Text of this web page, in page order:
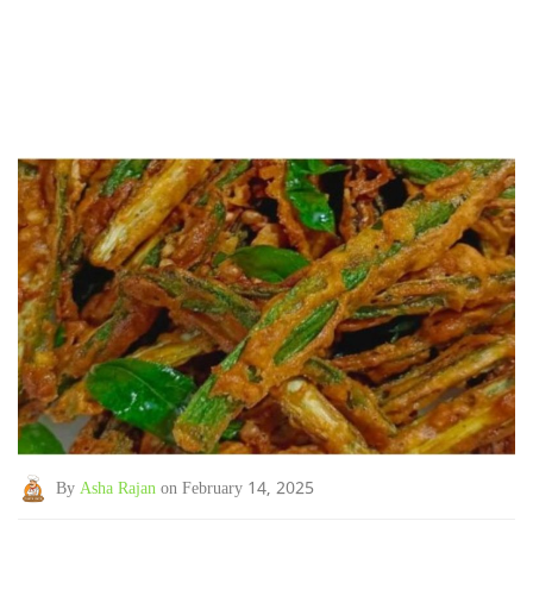
By Asha Rajan on February 14, 2025